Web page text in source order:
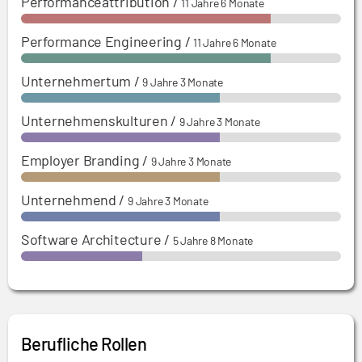
11 Jahre 6 Monate
Performance Engineering / 11 Jahre 6 Monate
Unternehmertum /9 Jahre 3 Monate
Unternehmenskulturen / 9 Jahre 3 Monate
Employer Branding / 9 Jahre 3 Monate
Unternehmend / 9 Jahre 3 Monate
Software Architecture / 5 Jahre 8 Monate
Berufliche Rollen